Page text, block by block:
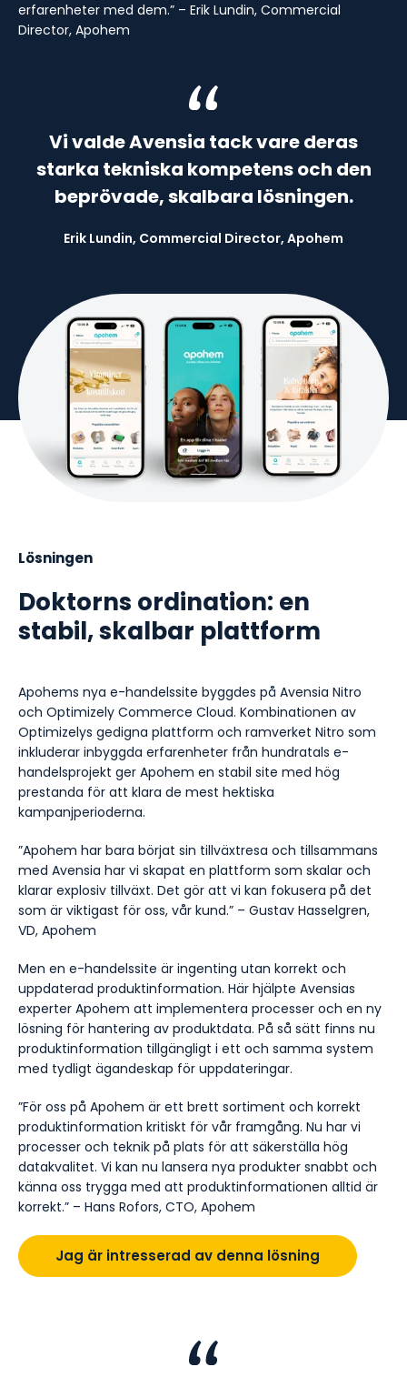
erfarenheter med dem.” – Erik Lundin, Commercial
Director, Apohem
Vi valde Avensia tack vare deras
starka tekniska kompetens och den
beprövade, skalbara lösningen.
Erik Lundin, Commercial Director, Apohem
Lösningen
Doktorns ordination: en
stabil, skalbar plattform
Apohems nya e-handelssite byggdes på Avensia Nitro
och Optimizely Commerce Cloud. Kombinationen av
Optimizelys gedigna plattform och ramverket Nitro som
inkluderar inbyggda erfarenheter från hundratals e-
handelsprojekt ger Apohem en stabil site med hög
prestanda för att klara de mest hektiska
kampanjperioderna.
”Apohem har bara börjat sin tillväxtresa och tillsammans
med Avensia har vi skapat en plattform som skalar och
klarar explosiv tillväxt. Det gör att vi kan fokusera på det
som är viktigast för oss, vår kund.” – Gustav Hasselgren,
VD, Apohem
Men en e-handelssite är ingenting utan korrekt och
uppdaterad produktinformation. Här hjälpte Avensias
experter Apohem att implementera processer och en ny
lösning för hantering av produktdata. På så sätt finns nu
produktinformation tillgängligt i ett och samma system
med tydligt ägandeskap för uppdateringar.
”För oss på Apohem är ett brett sortiment och korrekt
produktinformation kritiskt för vår framgång. Nu har vi
processer och teknik på plats för att säkerställa hög
datakvalitet. Vi kan nu lansera nya produkter snabbt och
känna oss trygga med att produktinformationen alltid är
korrekt.” – Hans Rofors, CTO, Apohem
Jag är intresserad av denna lösning